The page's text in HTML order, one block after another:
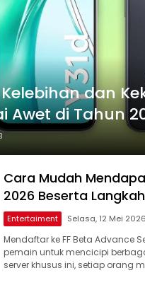
dan
Awet di Tahun
Cara Mudah
2026 Beserta
Entertaiment
Mendaftar ke FF Beta Advance
pemain untuk mencicipi
server khusus ini, setiap orang